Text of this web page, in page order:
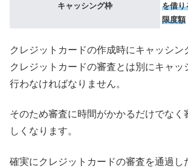
キャッシング枠
を借り
限度額
クレジットカードの作成時にキャッシン
クレジットカードの審査とは別にキャッ
行わなければなりません。
そのため審査に時間がかかるだけでなく
しくなります。
確実にクレジットカードの審査を通過し